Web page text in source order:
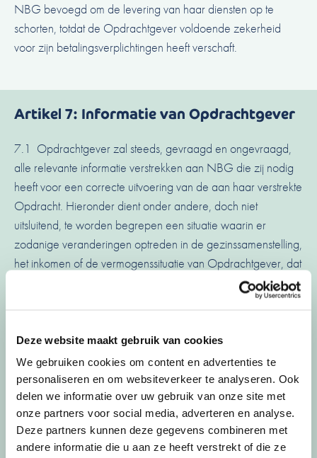
Deze website maakt gebruik van cookies
We gebruiken cookies om content en advertenties te
personaliseren en om websiteverkeer te analyseren. Ook
delen we informatie over uw gebruik van onze site met
onze partners voor social media, adverteren en analyse.
Deze partners kunnen deze gegevens combineren met
andere informatie die u aan ze heeft verstrekt of die ze
NBG bevoegd om de levering van haar diensten op te
schorten, totdat de Opdrachtgever voldoende zekerheid
voor zijn betalingsverplichtingen heeft verschaft.
Artikel 7: Informatie van Opdrachtgever
7.1 Opdrachtgever zal steeds, gevraagd en ongevraagd,
alle relevante informatie verstrekken aan NBG die zij nodig
heeft voor een correcte uitvoering van de aan haar verstrekte
Opdracht. Hieronder dient onder andere, doch niet
uitsluitend, te worden begrepen een situatie waarin er
zodanige veranderingen optreden in de gezinssamenstelling,
het inkomen of de vermogenssituatie van Opdrachtgever, dat
NBG haar adviezen daaraan zou moeten aanpassen of dat
reeds afgesloten financiële producten mogelijk niet meer
7.2 De opdrachtgever gaat akkoord met inzage in BKR
registraties en wordt geacht onderhandse leningen te
melden.
7.3 NBG kan slechts ten opzichte van Opdrachtgever aan
de op haar rustende zorgverplichting voldoen indien